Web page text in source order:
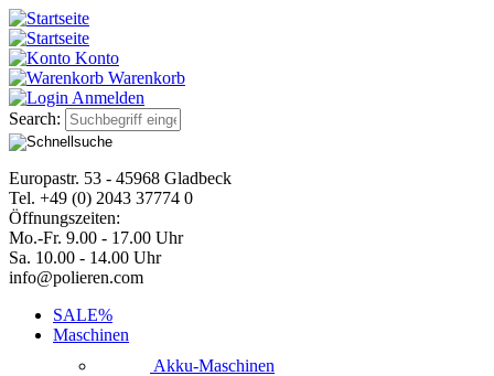
Konto
Warenkorb
Anmelden
Search:
Europastr. 53 - 45968 Gladbeck
Tel. +49 (0) 2043 37774 0
Öffnungszeiten:
Mo.-Fr. 9.00 - 17.00 Uhr
Sa. 10.00 - 14.00 Uhr
info@polieren.com
SALE%
Maschinen
Akku-Maschinen